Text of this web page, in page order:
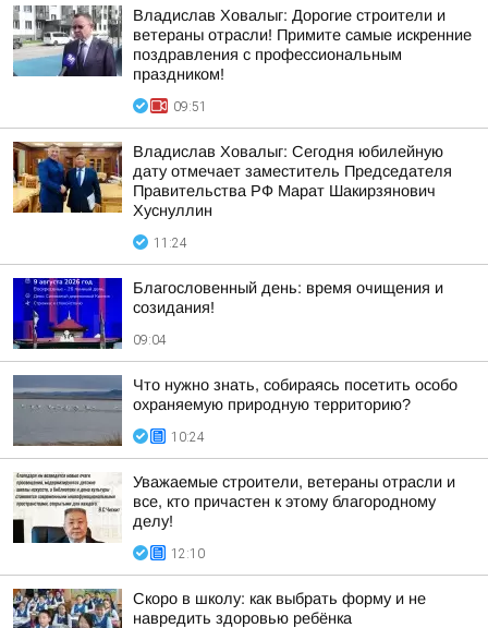
Владислав Ховалыг: Дорогие строители и
ветераны отрасли! Примите самые искренние
поздравления с профессиональным
праздником!
09:51
Владислав Ховалыг: Сегодня юбилейную
дату отмечает заместитель Председателя
Правительства РФ Марат Шакирзянович
Хуснуллин
11:24
Благословенный день: время очищения и
созидания!
09:04
Что нужно знать, собираясь посетить особо
охраняемую природную территорию?
10:24
Уважаемые строители, ветераны отрасли и
все, кто причастен к этому благородному
делу!
12:10
Скоро в школу: как выбрать форму и не
навредить здоровью ребёнка